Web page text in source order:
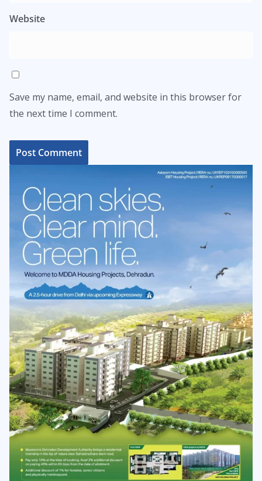
Website
Save my name, email, and website in this browser for
the next time I comment.